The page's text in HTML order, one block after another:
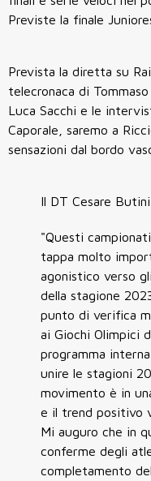
Previste la finale
Prevista la diretta su
telecronaca di
Luca Sacchi e le
Caporale, saremo a
sensazioni dal bordo
Il DT Cesare
"Questi
tappa molto
agonistico verso
della stagione
punto di verifica
ai Giochi Olimpici
programma
unire le stagioni
movimento è in
e il trend positivo
Mi auguro che in
conferme degli
completamento